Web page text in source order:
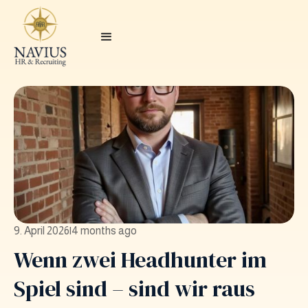
9. April 2026|4 months ago
Wenn zwei Headhunter im
Spiel sind – sind wir raus